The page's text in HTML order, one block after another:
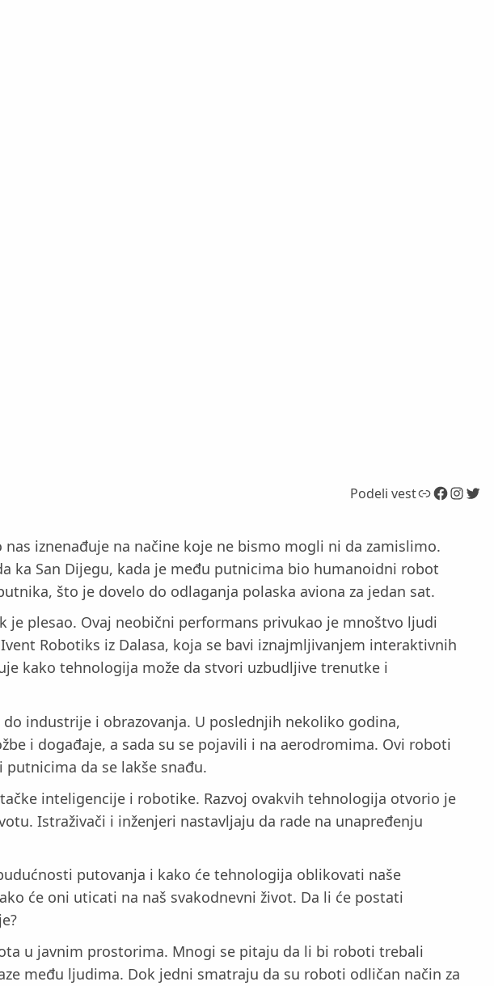
Podeli vestLink Facebook InstagramTwitter
iznenađuje na načine koje ne bismo mogli ni da zamislimo.
ka San Dijegu, kada je među putnicima bio humanoidni robot
što je dovelo do odlaganja polaska aviona za jedan sat.
je plesao. Ovaj neobični performans privukao je mnoštvo ljudi
Robotiks iz Dalasa, koja se bavi iznajmljivanjem interaktivnih
kako tehnologija može da stvori uzbudljive trenutke i
industrije i obrazovanja. U poslednjih nekoliko godina,
i događaje, a sada su se pojavili i na aerodromima. Ovi roboti
da se lakše snađu.
inteligencije i robotike. Razvoj ovakvih tehnologija otvorio je
Istraživači i inženjeri nastavljaju da rade na unapređenju
putovanja i kako će tehnologija oblikovati naše
će oni uticati na naš svakodnevni život. Da li će postati
u javnim prostorima. Mnogi se pitaju da li bi roboti trebali
među ljudima. Dok jedni smatraju da su roboti odličan način za